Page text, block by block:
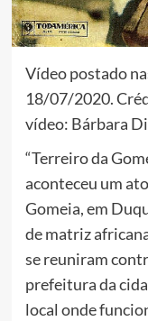
Vídeo postado
18/07/2020.
vídeo: Bárbara
“Terreiro da
aconteceu um
Gomeia, em
de matriz
se reuniram
prefeitura da
local onde